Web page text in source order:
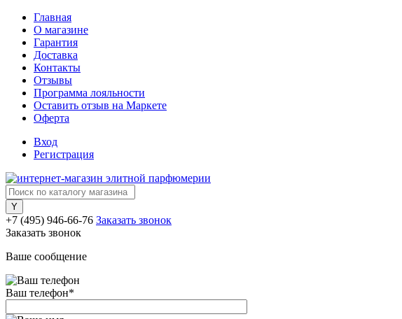
Главная
О магазине
Гарантия
Доставка
Контакты
Отзывы
Программа лояльности
Оставить отзыв на Маркете
Оферта
Вход
Регистрация
+7 (495) 946-66-76 Заказать звонок
Заказать звонок
Ваше сообщение
Ваш телефон*